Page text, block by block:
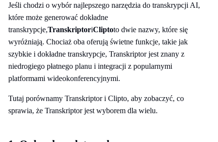
Jeśli chodzi o wybór najlepszego narzędzia do transkrypcji AI,
które może generować dokładne
transkrypcje,TranskriptoriCliptoto dwie nazwy, które się
wyróżniają. Chociaż oba oferują świetne funkcje, takie jak
szybkie i dokładne transkrypcje, Transkriptor jest znany z
niedrogiego płatnego planu i integracji z popularnymi
platformami wideokonferencyjnymi.
Tutaj porównamy Transkriptor i Clipto, aby zobaczyć, co
sprawia, że Transkriptor jest wyborem dla wielu.